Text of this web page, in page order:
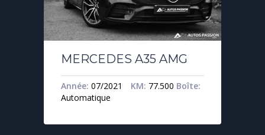
MERCEDES A35 AMG
Année: 07/2021 KM: 77.500 Boîte:
Automatique